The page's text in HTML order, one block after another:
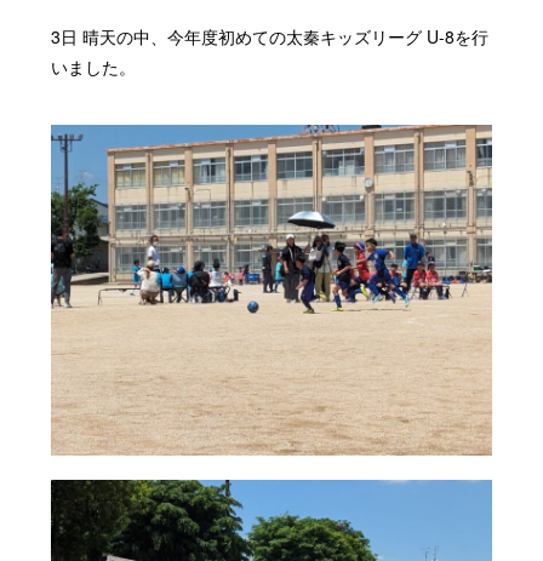
3日 晴天の中、今年度初めての太秦キッズリーグ U-8を行
いました。